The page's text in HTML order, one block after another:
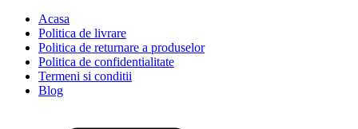
Acasa
Politica de livrare
Politica de returnare a produselor
Politica de confidentialitate
Termeni si conditii
Blog